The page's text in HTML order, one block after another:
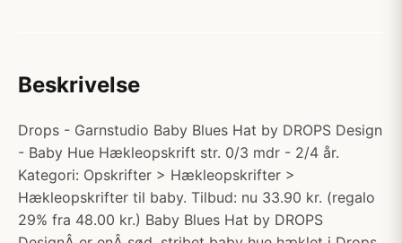
Beskrivelse
Drops - Garnstudio Baby Blues Hat by DROPS Design
- Baby Hue Hækleopskrift str. 0/3 mdr - 2/4 år.
Kategori: Opskrifter > Hækleopskrifter >
Hækleopskrifter til baby. Tilbud: nu 33.90 kr. (regalo
29% fra 48.00 kr.) Baby Blues Hat by DROPS